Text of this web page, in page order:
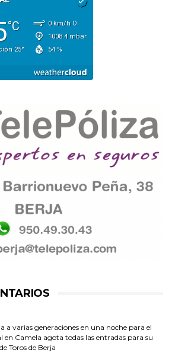
a varias generaciones en una noche para el
en Camela agota todas las entradas para su
Toros de Berja